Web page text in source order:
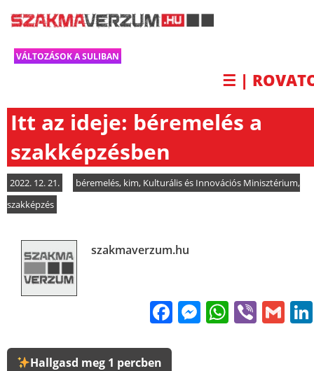
VÁLTOZÁSOK A SULIBAN
☰ |
Itt az ideje: béremelés a
szakképzésben
2022. 12. 21. béremelés, kim, Kulturális és Innovációs Minisztérium,
szakképzés
szakmaverzum.hu
FacebookViber
Hallgasd meg 1 percben